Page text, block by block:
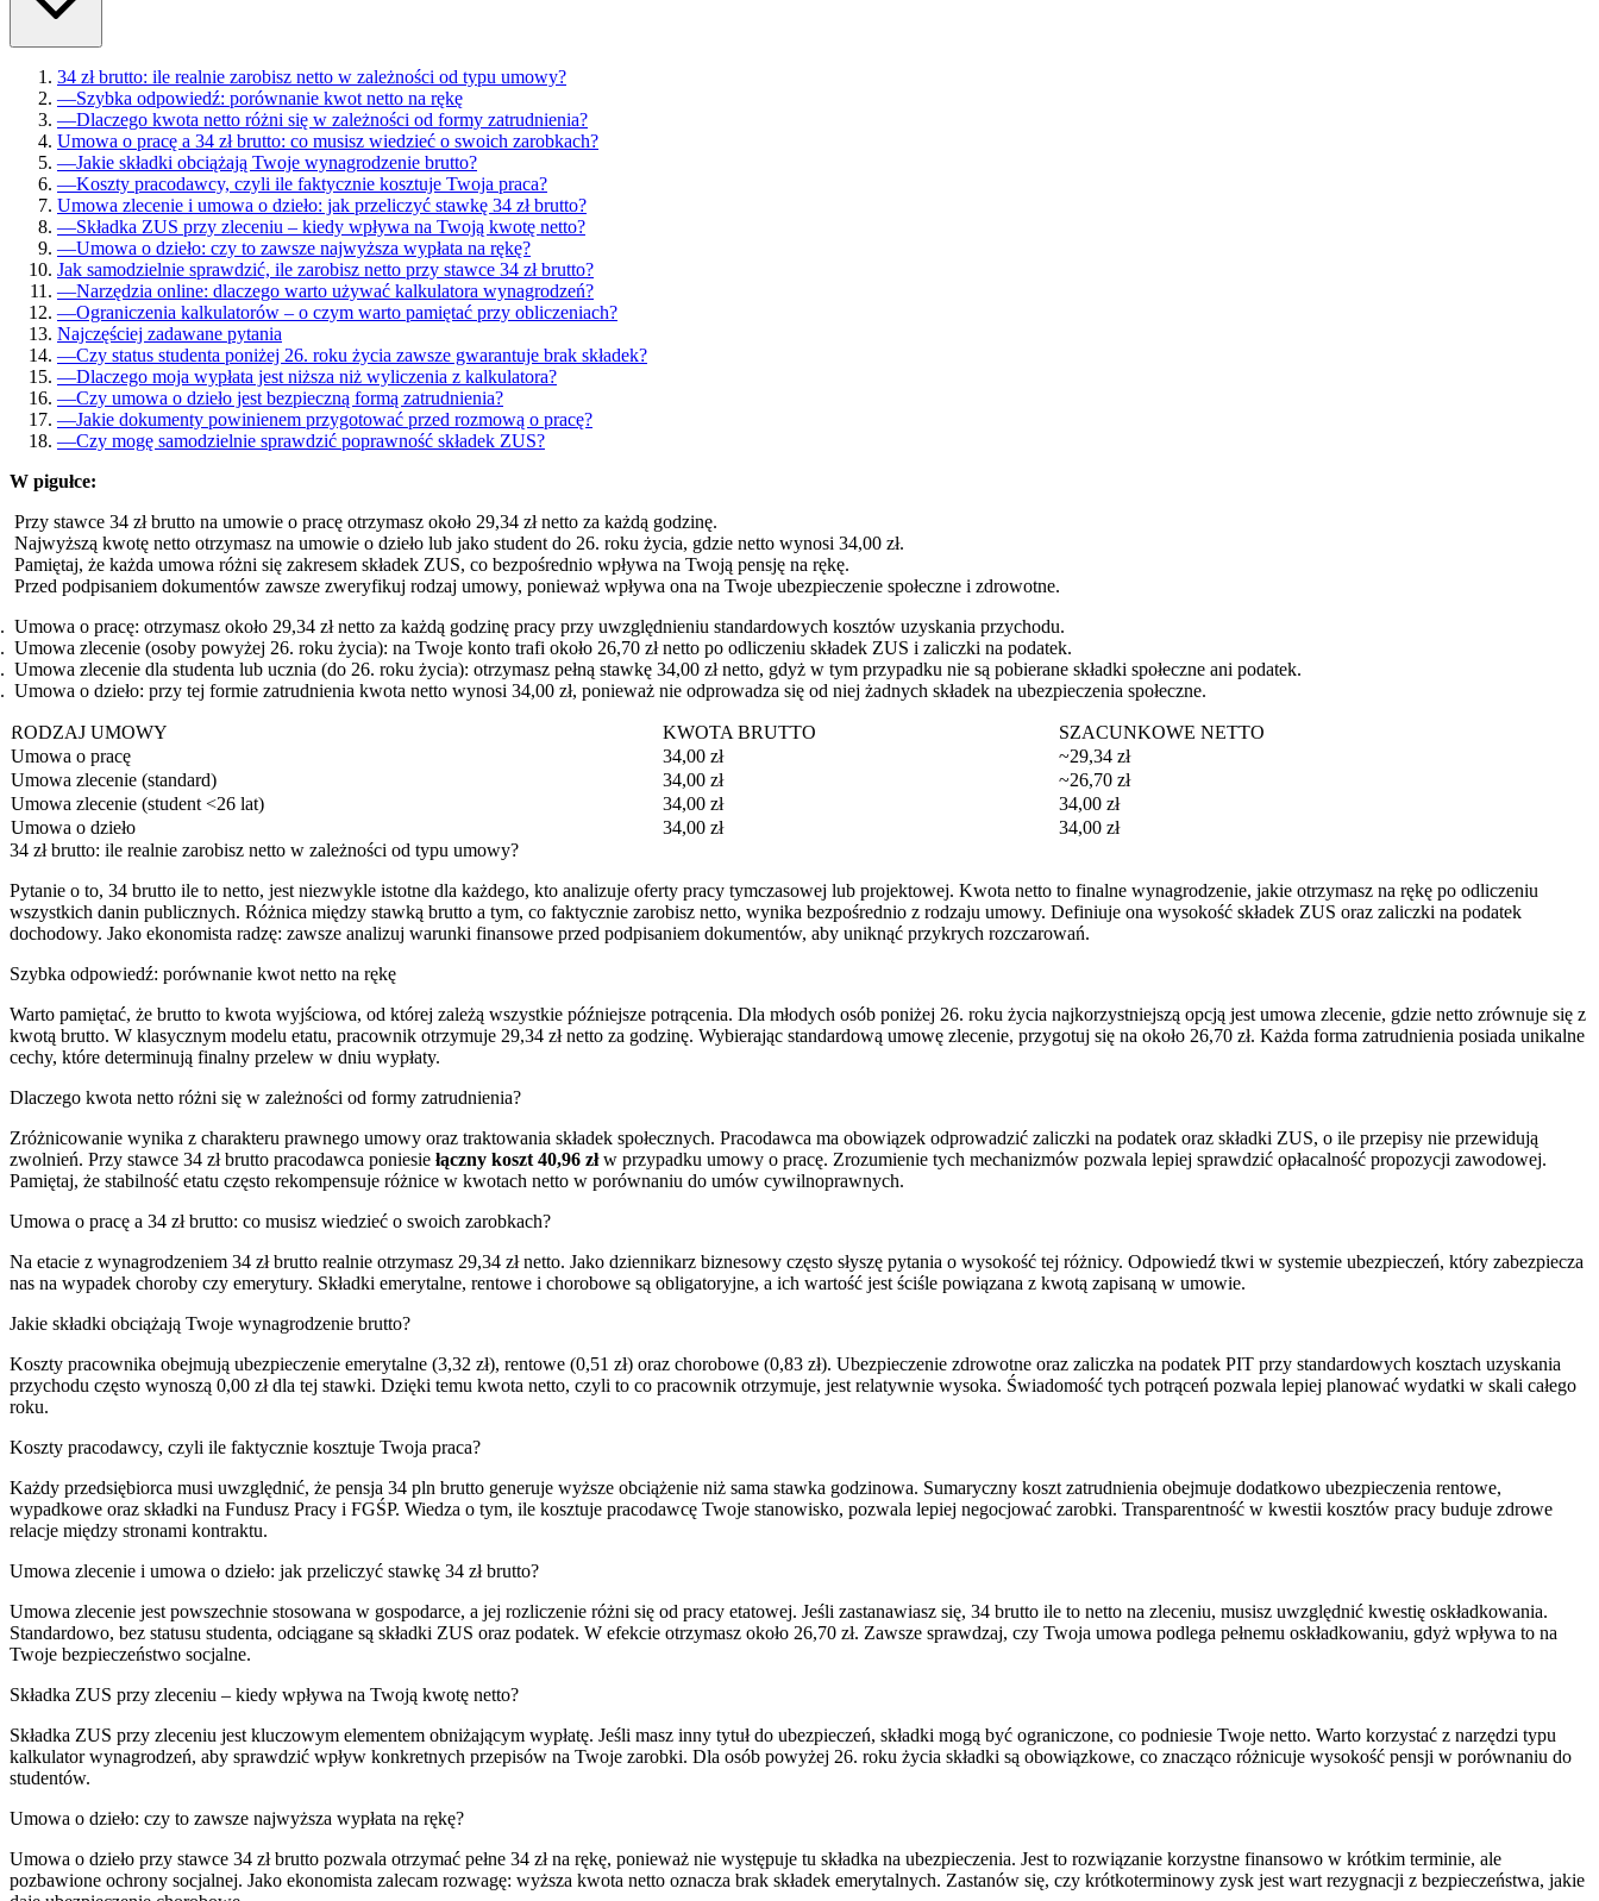
34 zł brutto: ile realnie zarobisz netto w zależności od typu umowy?
—Szybka odpowiedź: porównanie kwot netto na rękę
—Dlaczego kwota netto różni się w zależności od formy zatrudnienia?
Umowa o pracę a 34 zł brutto: co musisz wiedzieć o swoich zarobkach?
—Jakie składki obciążają Twoje wynagrodzenie brutto?
—Koszty pracodawcy, czyli ile faktycznie kosztuje Twoja praca?
Umowa zlecenie i umowa o dzieło: jak przeliczyć stawkę 34 zł brutto?
—Składka ZUS przy zleceniu – kiedy wpływa na Twoją kwotę netto?
—Umowa o dzieło: czy to zawsze najwyższa wypłata na rękę?
Jak samodzielnie sprawdzić, ile zarobisz netto przy stawce 34 zł brutto?
—Narzędzia online: dlaczego warto używać kalkulatora wynagrodzeń?
—Ograniczenia kalkulatorów – o czym warto pamiętać przy obliczeniach?
Najczęściej zadawane pytania
—Czy status studenta poniżej 26. roku życia zawsze gwarantuje brak składek?
—Dlaczego moja wypłata jest niższa niż wyliczenia z kalkulatora?
—Czy umowa o dzieło jest bezpieczną formą zatrudnienia?
—Jakie dokumenty powinienem przygotować przed rozmową o pracę?
—Czy mogę samodzielnie sprawdzić poprawność składek ZUS?
W pigułce:
Przy stawce 34 zł brutto na umowie o pracę otrzymasz około 29,34 zł netto za każdą godzinę.
Najwyższą kwotę netto otrzymasz na umowie o dzieło lub jako student do 26. roku życia, gdzie netto wynosi 34,00 zł.
Pamiętaj, że każda umowa różni się zakresem składek ZUS, co bezpośrednio wpływa na Twoją pensję na rękę.
Przed podpisaniem dokumentów zawsze zweryfikuj rodzaj umowy, ponieważ wpływa ona na Twoje ubezpieczenie społeczne i zdrowotne.
Umowa o pracę: otrzymasz około 29,34 zł netto za każdą godzinę pracy przy uwzględnieniu standardowych kosztów uzyskania przychodu.
Umowa zlecenie (osoby powyżej 26. roku życia): na Twoje konto trafi około 26,70 zł netto po odliczeniu składek ZUS i zaliczki na podatek.
Umowa zlecenie dla studenta lub ucznia (do 26. roku życia): otrzymasz pełną stawkę 34,00 zł netto, gdyż w tym przypadku nie są pobierane składki społeczne ani podatek.
Umowa o dzieło: przy tej formie zatrudnienia kwota netto wynosi 34,00 zł, ponieważ nie odprowadza się od niej żadnych składek na ubezpieczenia społeczne.
RODZAJ UMOWY KWOTA BRUTTO
SZACUNKOWE NETTO
Umowa o pracę
34,00 zł
~29,34 zł
Umowa zlecenie (standard)
34,00 zł
~26,70 zł
Umowa zlecenie (student <26 lat)
34,00 zł
34,00 zł
Umowa o dzieło
34,00 zł
34,00 zł
34 zł brutto: ile realnie zarobisz netto w zależności od typu umowy?
Pytanie o to, 34 brutto ile to netto, jest niezwykle istotne dla każdego, kto analizuje oferty pracy tymczasowej lub projektowej. Kwota netto to finalne wynagrodzenie, jakie otrzymasz na rękę po odliczeniu
wszystkich danin publicznych. Różnica między stawką brutto a tym, co faktycznie zarobisz netto, wynika bezpośrednio z rodzaju umowy. Definiuje ona wysokość składek ZUS oraz zaliczki na podatek
dochodowy. Jako ekonomista radzę: zawsze analizuj warunki finansowe przed podpisaniem dokumentów, aby uniknąć przykrych rozczarowań.
Szybka odpowiedź: porównanie kwot netto na rękę
Warto pamiętać, że brutto to kwota wyjściowa, od której zależą wszystkie późniejsze potrącenia. Dla młodych osób poniżej 26. roku życia najkorzystniejszą opcją jest umowa zlecenie, gdzie netto zrównuje się z
kwotą brutto. W klasycznym modelu etatu, pracownik otrzymuje 29,34 zł netto za godzinę. Wybierając standardową umowę zlecenie, przygotuj się na około 26,70 zł. Każda forma zatrudnienia posiada unikalne
cechy, które determinują finalny przelew w dniu wypłaty.
Dlaczego kwota netto różni się w zależności od formy zatrudnienia?
Zróżnicowanie wynika z charakteru prawnego umowy oraz traktowania składek społecznych. Pracodawca ma obowiązek odprowadzić zaliczki na podatek oraz składki ZUS, o ile przepisy nie przewidują
zwolnień. Przy stawce 34 zł brutto pracodawca poniesie łączny koszt 40,96 złw przypadku umowy o pracę. Zrozumienie tych mechanizmów pozwala lepiej sprawdzić opłacalność propozycji zawodowej.
Pamiętaj, że stabilność etatu często rekompensuje różnice w kwotach netto w porównaniu do umów cywilnoprawnych.
Umowa o pracę a 34 zł brutto: co musisz wiedzieć o swoich zarobkach?
Na etacie z wynagrodzeniem 34 zł brutto realnie otrzymasz 29,34 zł netto. Jako dziennikarz biznesowy często słyszę pytania o wysokość tej różnicy. Odpowiedź tkwi w systemie ubezpieczeń, który zabezpiecza
nas na wypadek choroby czy emerytury. Składki emerytalne, rentowe i chorobowe są obligatoryjne, a ich wartość jest ściśle powiązana z kwotą zapisaną w umowie.
Jakie składki obciążają Twoje wynagrodzenie brutto?
Koszty pracownika obejmują ubezpieczenie emerytalne (3,32 zł), rentowe (0,51 zł) oraz chorobowe (0,83 zł). Ubezpieczenie zdrowotne oraz zaliczka na podatek PIT przy standardowych kosztach uzyskania
przychodu często wynoszą 0,00 zł dla tej stawki. Dzięki temu kwota netto, czyli to co pracownik otrzymuje, jest relatywnie wysoka. Świadomość tych potrąceń pozwala lepiej planować wydatki w skali całego
roku.
Koszty pracodawcy, czyli ile faktycznie kosztuje Twoja praca?
Każdy przedsiębiorca musi uwzględnić, że pensja 34 pln brutto generuje wyższe obciążenie niż sama stawka godzinowa. Sumaryczny koszt zatrudnienia obejmuje dodatkowo ubezpieczenia rentowe,
wypadkowe oraz składki na Fundusz Pracy i FGŚP. Wiedza o tym, ile kosztuje pracodawcę Twoje stanowisko, pozwala lepiej negocjować zarobki. Transparentność w kwestii kosztów pracy buduje zdrowe
relacje między stronami kontraktu.
Umowa zlecenie i umowa o dzieło: jak przeliczyć stawkę 34 zł brutto?
Umowa zlecenie jest powszechnie stosowana w gospodarce, a jej rozliczenie różni się od pracy etatowej. Jeśli zastanawiasz się, 34 brutto ile to netto na zleceniu, musisz uwzględnić kwestię oskładkowania.
Standardowo, bez statusu studenta, odciągane są składki ZUS oraz podatek. W efekcie otrzymasz około 26,70 zł. Zawsze sprawdzaj, czy Twoja umowa podlega pełnemu oskładkowaniu, gdyż wpływa to na
Twoje bezpieczeństwo socjalne.
Składka ZUS przy zleceniu – kiedy wpływa na Twoją kwotę netto?
Składka ZUS przy zleceniu jest kluczowym elementem obniżającym wypłatę. Jeśli masz inny tytuł do ubezpieczeń, składki mogą być ograniczone, co podniesie Twoje netto. Warto korzystać z narzędzi typu
kalkulator wynagrodzeń, aby sprawdzić wpływ konkretnych przepisów na Twoje zarobki. Dla osób powyżej 26. roku życia składki są obowiązkowe, co znacząco różnicuje wysokość pensji w porównaniu do
studentów.
Umowa o dzieło: czy to zawsze najwyższa wypłata na rękę?
Umowa o dzieło przy stawce 34 zł brutto pozwala otrzymać pełne 34 zł na rękę, ponieważ nie występuje tu składka na ubezpieczenia. Jest to rozwiązanie korzystne finansowo w krótkim terminie, ale
pozbawione ochrony socjalnej. Jako ekonomista zalecam rozwagę: wyższa kwota netto oznacza brak składek emerytalnych. Zastanów się, czy krótkoterminowy zysk jest wart rezygnacji z bezpieczeństwa, jakie